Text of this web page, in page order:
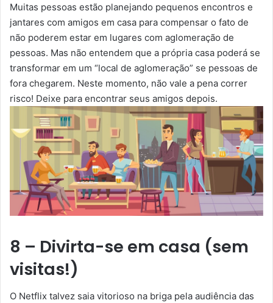
Muitas pessoas estão planejando pequenos encontros e
jantares com amigos em casa para compensar o fato de
não poderem estar em lugares com aglomeração de
pessoas. Mas não entendem que a própria casa poderá se
transformar em um “local de aglomeração” se pessoas de
fora chegarem. Neste momento, não vale a pena correr
risco! Deixe para encontrar seus amigos depois.
8 – Divirta-se em casa (sem
visitas!)
O Netflix talvez saia vitorioso na briga pela audiência das